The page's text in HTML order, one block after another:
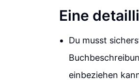
Eine
Du musst
einbeziehen